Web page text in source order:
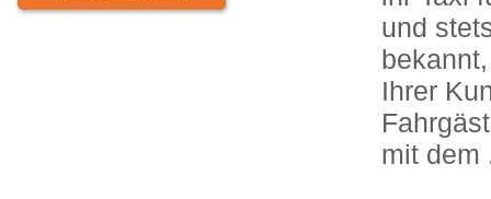
und
Ihrer
mit dem